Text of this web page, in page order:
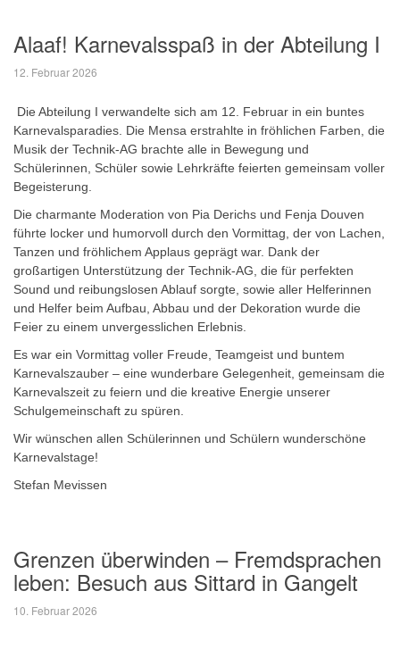
Alaaf! Karnevalsspaß in der Abteilung I
12. Februar 2026
Die Abteilung I verwandelte sich am 12. Februar in ein buntes
Karnevalsparadies. Die Mensa erstrahlte in fröhlichen Farben, die
Musik der Technik-AG brachte alle in Bewegung und
Schülerinnen, Schüler sowie Lehrkräfte feierten gemeinsam voller
Begeisterung.
Die charmante Moderation von Pia Derichs und Fenja Douven
führte locker und humorvoll durch den Vormittag, der von Lachen,
Tanzen und fröhlichem Applaus geprägt war. Dank der
großartigen Unterstützung der Technik-AG, die für perfekten
Sound und reibungslosen Ablauf sorgte, sowie aller Helferinnen
und Helfer beim Aufbau, Abbau und der Dekoration wurde die
Feier zu einem unvergesslichen Erlebnis.
Es war ein Vormittag voller Freude, Teamgeist und buntem
Karnevalszauber – eine wunderbare Gelegenheit, gemeinsam die
Karnevalszeit zu feiern und die kreative Energie unserer
Schulgemeinschaft zu spüren.
Wir wünschen allen Schülerinnen und Schülern wunderschöne
Karnevalstage!
Stefan Mevissen
Grenzen überwinden – Fremdsprachen
leben: Besuch aus Sittard in Gangelt
10. Februar 2026